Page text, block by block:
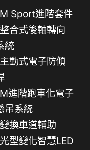
Sport進階套件
合式後軸轉向
統
動式電子防傾
進階跑車化電子
吊系統
換車道輔助
型變化智慧LED